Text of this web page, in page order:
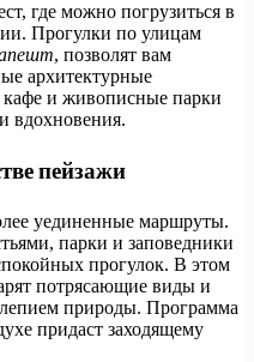
где можно погрузиться в
Прогулки по улицам
, позволят вам
архитектурные
кафе и живописные парки
вдохновения.
пейзажи
уединенные маршруты.
парки и заповедники
прогулок. В этом
потрясающие виды и
природы. Программа
придаст заходящему